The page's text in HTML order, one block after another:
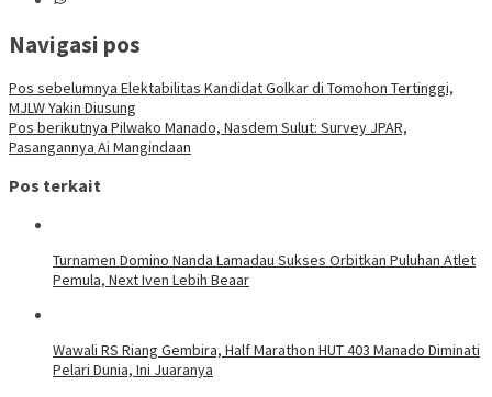
Navigasi pos
Pos sebelumnya Elektabilitas Kandidat Golkar di Tomohon Tertinggi,
MJLW Yakin Diusung
Pos berikutnya Pilwako Manado, Nasdem Sulut: Survey JPAR,
Pasangannya Ai Mangindaan
Pos terkait
Turnamen Domino Nanda Lamadau Sukses Orbitkan Puluhan Atlet
Pemula, Next Iven Lebih Beaar
Wawali RS Riang Gembira, Half Marathon HUT 403 Manado Diminati
Pelari Dunia, Ini Juaranya